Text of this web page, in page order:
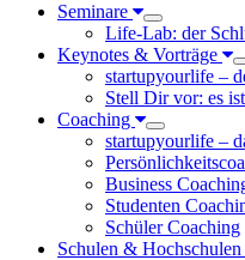
Seminare
Life-Lab: der
Keynotes & Vorträge
startupyourlife –
Stell Dir vor: es
Coaching
startupyourlife –
Business
Studenten
Schüler Coaching
Schulen & Hochschulen